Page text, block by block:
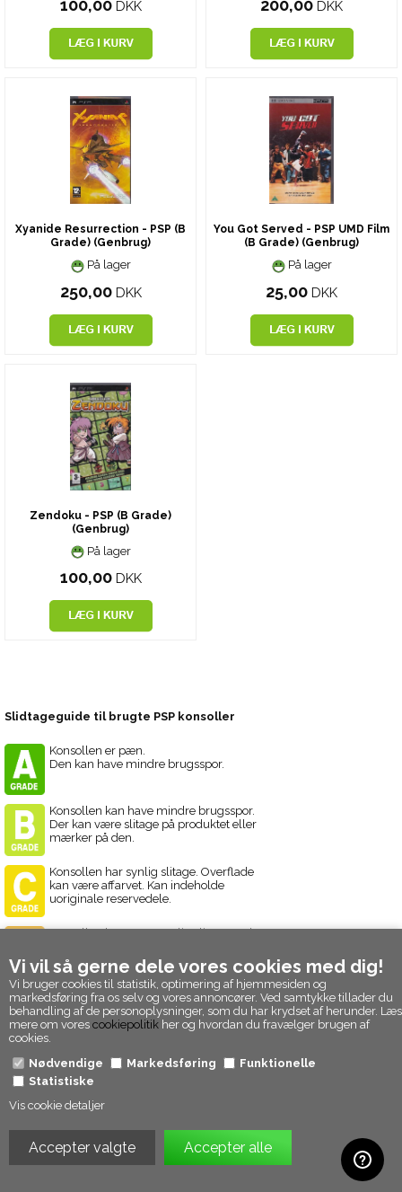
Vi vil så gerne dele vores cookies med dig!
Vi bruger cookies til statistik, optimering af hjemmesiden og
markedsføring fra os selv og vores annoncører. Ved samtykke tillader du
behandling af de personoplysninger, som du har krydset af herunder. Læs
mere om vores cookiepolitik her og hvordan du fravælger brugen af
cookies.
Nødvendige
Markedsføring
Funktionelle
Statistiske
Vis cookie detaljer
100,00 DKK 200,00 DKK
Xyanide Resurrection - PSP (B
Grade) (Genbrug)
På lager
250,00 DKK
You Got Served - PSP UMD Film
(B Grade) (Genbrug)
På lager
25,00 DKK
Zendoku - PSP (B Grade)
(Genbrug)
På lager
100,00 DKK
Slidtageguide til brugte PSP konsoller
Konsollen er pæn.
Den kan have mindre brugsspor.
Konsollen kan have mindre brugsspor.
Der kan være slitage på produktet eller
mærker på den.
Konsollen har synlig slitage. Overflade
kan være affarvet. Kan indeholde
uoriginale reservedele.
Konsollen har større synlig slitage. Dele
tydelige visuelle skader.
Slitageguide til brugte PSP Spil
Cover og sleeves kan have mindre
brugsspor. Disken har ingen ridser.
Spillet kan have mindre brugsspor.
Spillet kan have større brugsspor. Disken
har større synlige ridser.